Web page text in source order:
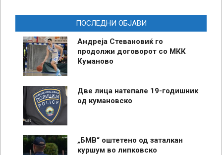
ПОСЛЕДНИ ОБЈАВИ
Андреја Стевановиќ го
продолжи договорот со МКК
Куманово
Две лица натепале 19-годишник
од кумановско
„БМВ“ оштетено од заталкан
куршум во липковско